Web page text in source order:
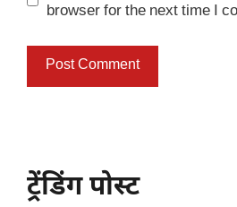
browser for the next time I
ट्रेंडिंग पोस्ट